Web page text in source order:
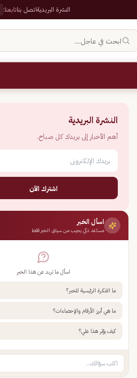
النشرة البريديةاتصل بناتابعنا:
ابحث في عاجل…
النشرة البريدية
أهم الأخبار إلى بريدك كل صباح.
اشترك الآن
اسأل الخبر
مساعد ذكي يجيب من سياق الخبر فقط
اسأل ما تريد عن هذا الخبر
ما الفكرة الرئيسية للخبر؟
ما هي أبرز الأرقام والإحصاءات؟
كيف يؤثر هذا علي؟